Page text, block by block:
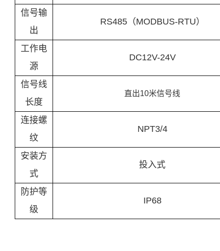
信号输
出
RS485（MODBUS-RTU）
工作电
源
DC12V-24V
信号线
长度
直出10米信号线
连接螺
纹
NPT3/4
安装方
式
投入式
防护等
级
IP68